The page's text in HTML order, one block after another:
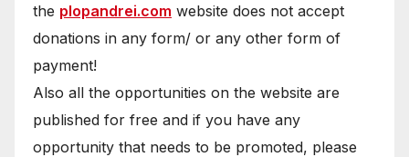
the plopandrei.com website does not accept
donations in any form/ or any other form of
payment!
Also all the opportunities on the website are
published for free and if you have any
opportunity that needs to be promoted, please